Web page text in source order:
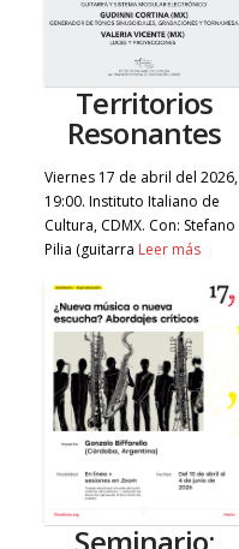
Territorios
Resonantes
Viernes 17 de abril del 2026,
19:00. Instituto Italiano de
Cultura, CDMX. Con: Stefano
Pilia (guitarra Leer más